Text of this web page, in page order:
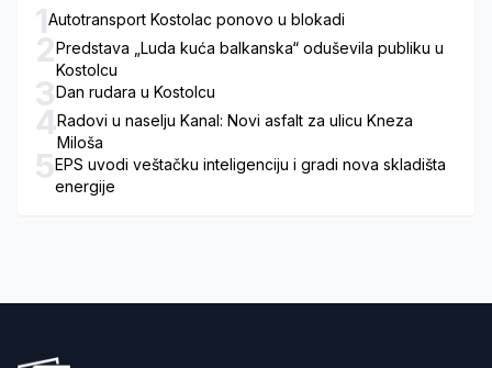
1Autotransport Kostolac ponovo u blokadi
2Predstava „Luda kuća balkanska“ oduševila publiku u
Kostolcu
3Dan rudara u Kostolcu
4Radovi u naselju Kanal: Novi asfalt za ulicu Kneza
Miloša
5EPS uvodi veštačku inteligenciju i gradi nova skladišta
energije